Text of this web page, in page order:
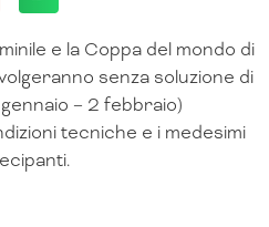
e la Coppa del mondo di
senza soluzione di
– 2 febbraio)
tecniche e i medesimi